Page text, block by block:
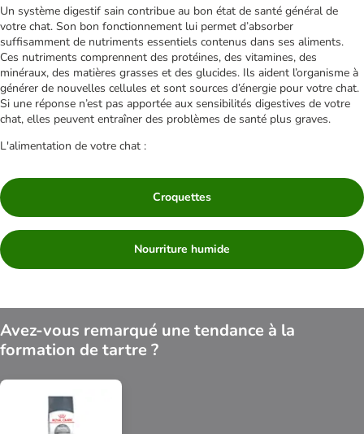
Un système digestif sain contribue au bon état de santé général de
votre chat. Son bon fonctionnement lui permet d’absorber
suffisamment de nutriments essentiels contenus dans ses aliments.
Ces nutriments comprennent des protéines, des vitamines, des
minéraux, des matières grasses et des glucides. Ils aident l’organisme à
générer de nouvelles cellules et sont sources d’énergie pour votre chat.
Si une réponse n’est pas apportée aux sensibilités digestives de votre
chat, elles peuvent entraîner des problèmes de santé plus graves.
L'alimentation de votre chat :
Croquettes
Nourriture humide
Avez-vous remarqué une tendance à la
formation de tartre ?